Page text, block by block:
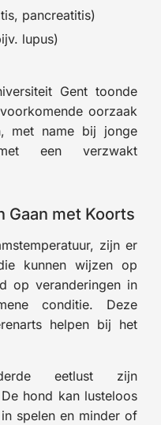
pancreatitis)
lupus)
Gent toonde
oorzaak
met name bij jonge
een verzwakt
Gaan met Koorts
zijn er
kunnen wijzen op
op veranderingen in
conditie. Deze
helpen bij het
eetlust zijn
hond kan lusteloos
spelen en minder of